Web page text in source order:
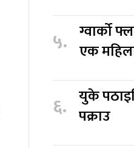
५. ग्वार्को
एक
६. युके
पक्राउ